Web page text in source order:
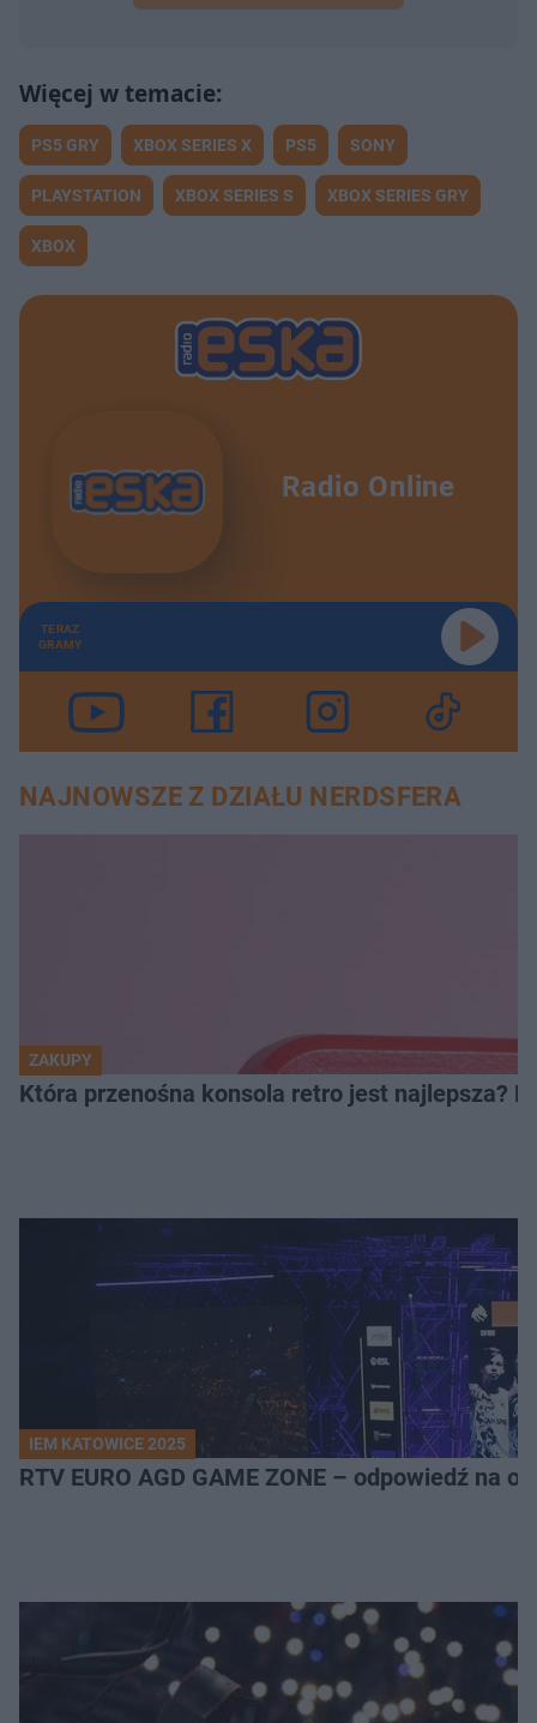
PS5 GRY XBOX SERIES X PS5 SONY
PLAYSTATION XBOX SERIES S XBOX SERIES GRY
XBOX
Radio Online
TERAZ
GRAMY
NAJNOWSZE Z DZIAŁU NERDSFERA
ZAKUPY
Która przenośna konsola retro jest najlepsza?
IEM KATOWICE 2025
RTV EURO AGD GAME ZONE – odpowiedź na